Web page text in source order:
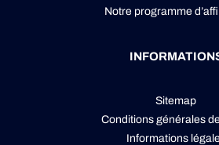
Notre programme
Sitemap
Conditions générales
Informations